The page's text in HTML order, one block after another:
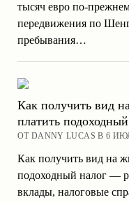
тысяч евро по-
передвижения по
пребывания…
Как получить вид
платить
ОТ DANNY LUCAS В 6
Как получить вид на
подоходный налог —
вклады, налоговые